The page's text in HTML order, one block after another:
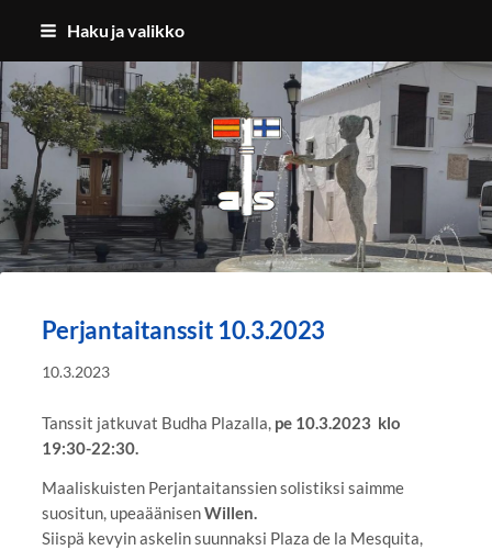
Siirry
sisältöön
Haku ja valikko
Benalmadenan Suomalaiset ry
Perjantaitanssit 10.3.2023
10.3.2023
Tanssit jatkuvat Budha Plazalla, pe 10.3.2023 klo
19:30-22:30.
Maaliskuisten Perjantaitanssien solistiksi saimme
suositun, upeaäänisenWillen.
Siispä kevyin askelin suunnaksi Plaza de la Mesquita,